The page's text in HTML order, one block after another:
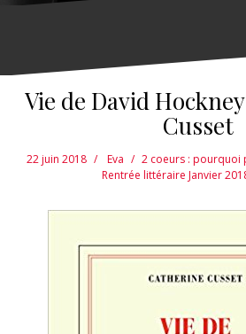
Vie de David
Cusset
22 juin 2018 Eva 2 coeurs : pourquoi
Rentrée littéraire Janvier